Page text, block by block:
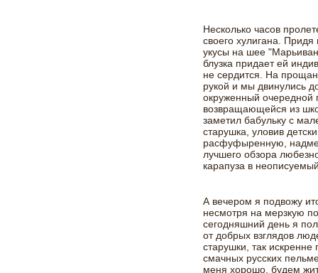
Несколько часов
своего хулигана.
укусы на шее
блузка придает ей
не сердится. На
рукой и мы двинулись
окруженный очередной
возвращающейся из
заметил бабульку с
старушка, уловив
расфуфыренную,
лучшего обзора
карапуза в
А вечером я подвожу
несмотря на мерзкую
сегодняшний день я
от добрых взглядов
старушки, так
смачных русских
меня хорошо, будем